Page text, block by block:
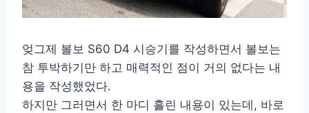
엊그제 볼보 S60 D4 시승기를 작성하면서 볼보는
참 투박하기만 하고 매력적인 점이 거의 없다는 내
용을 작성했었다.
하지만 그러면서 한 마디 흘린 내용이 있는데, 바로